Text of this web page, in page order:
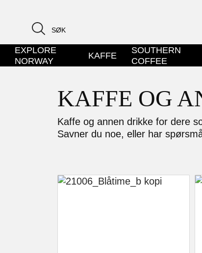
EXPLORE
NORWAY
KAFFE
SOUTHERN
COFFEE
KAFFE OG
Kaffe og annen drikke for dere
Savner du noe, eller har